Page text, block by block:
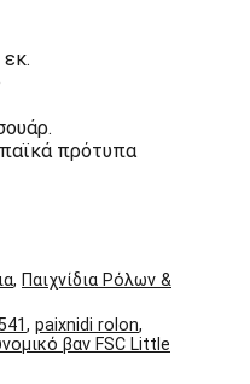
πρότυπα
, Παιχνίδια Ρόλων &
, paixnidi rolon,
βαν FSC Little